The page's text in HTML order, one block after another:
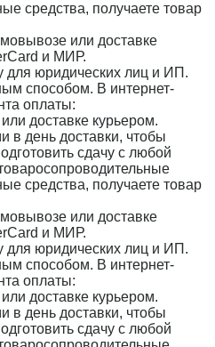
средства, получаете товар
или доставке
и МИР.
для юридических лиц и ИП.
способом. В интернет-
оплаты:
доставке курьером.
в день доставки, чтобы
сдачу с любой
средства, получаете товар
или доставке
и МИР.
для юридических лиц и ИП.
способом. В интернет-
оплаты:
доставке курьером.
в день доставки, чтобы
сдачу с любой